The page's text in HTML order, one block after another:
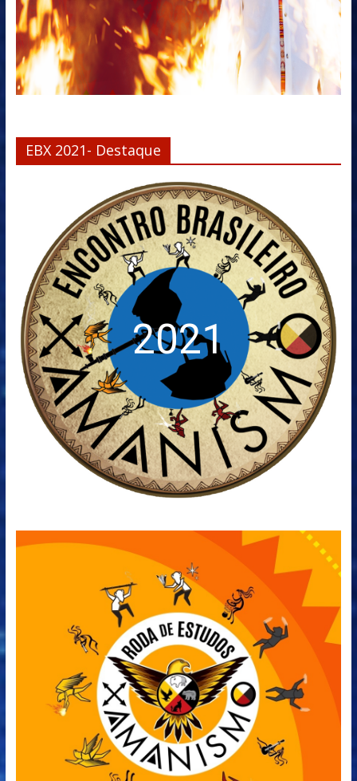
EBX 2021- Destaque
2021